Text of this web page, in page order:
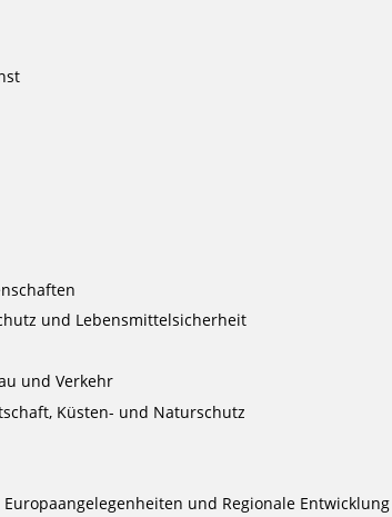
und Lebensmittelsicherheit
und Verkehr
Küsten- und Naturschutz
und Regionale Entwicklung